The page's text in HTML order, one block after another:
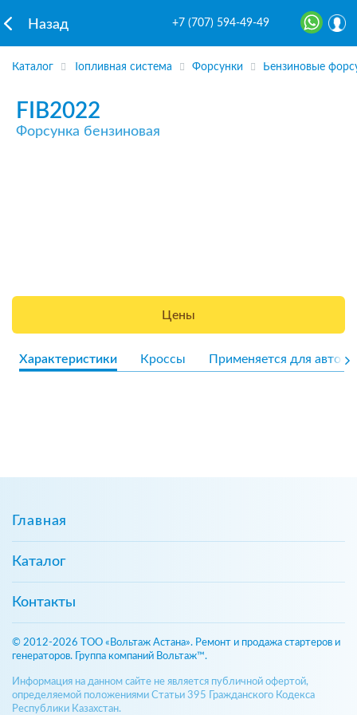
Назад +7 (707) 594-49-49
Каталог Топливная система Форсунки Бензиновые
FIB2022
Форсунка бензиновая
Цены
Характеристики Кроссы Применяется для авто
Главная
Каталог
Контакты
© 2012-2026 ТОО «Вольтаж Астана». Ремонт и продажа стартеров и
генераторов. Группа компаний Вольтаж™.
Информация на данном сайте не является публичной офертой,
определяемой положениями Статьи 395 Гражданского Кодекса
Республики Казахстан.